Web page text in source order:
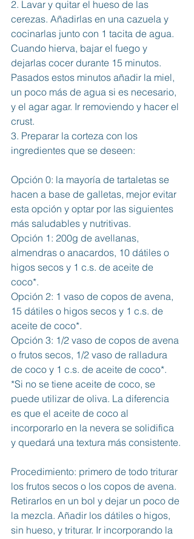
2. Lavar y quitar el hueso de las
cerezas. Añadirlas en una cazuela y
cocinarlas junto con 1 tacita de agua.
Cuando hierva, bajar el fuego y
dejarlas cocer durante 15 minutos.
Pasados estos minutos añadir la miel,
un poco más de agua si es necesario,
y el agar agar. Ir removiendo y hacer el
crust.
3. Preparar la corteza con los
ingredientes que se deseen:
Opción 0: la mayoría de tartaletas se
hacen a base de galletas, mejor evitar
esta opción y optar por las siguientes
más saludables y nutritivas.
Opción 1: 200g de avellanas,
almendras o anacardos, 10 dátiles o
higos secos y 1 c.s. de aceite de
coco*.
Opción 2: 1 vaso de copos de avena,
15 dátiles o higos secos y 1 c.s. de
aceite de coco*.
Opción 3: 1/2 vaso de copos de avena
o frutos secos, 1/2 vaso de ralladura
de coco y 1 c.s. de aceite de coco*.
*Si no se tiene aceite de coco, se
puede utilizar de oliva. La diferencia
es que el aceite de coco al
incorporarlo en la nevera se solidifica
y quedará una textura más consistente.
Procedimiento: primero de todo triturar
los frutos secos o los copos de avena.
Retirarlos en un bol y dejar un poco de
la mezcla. Añadir los dátiles o higos,
sin hueso, y triturar. Ir incorporando la